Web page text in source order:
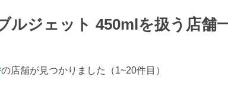
ルジェット 450mlを扱う店舗
の店舗が見つかりました （1~20件目）